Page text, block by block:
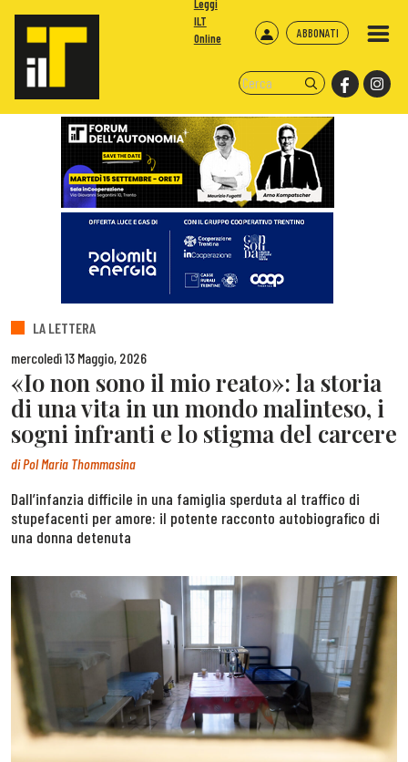
ABBONATI
Leggi
ILT
Online
LA LETTERA
mercoledì 13 Maggio, 2026
«Io non sono il mio reato»: la storia
di una vita in un mondo malinteso, i
sogni infranti e lo stigma del carcere
diPol Maria Thommasina
Dall’infanzia difficile in una famiglia sperduta al traffico di
stupefacenti per amore: il potente racconto autobiografico di
una donna detenuta